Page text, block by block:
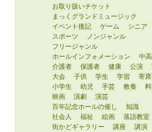
お取り扱いチケット
まっくグランドミュージック
イベント後記
ゲーム
シニア
スポーツ
ノンジャンル
フリージャンル
ホールインフォメーション
中
介護者
保護者 健康 公演
大会
子供 学生 学習
寄席
小学生
幼児 手芸 教養
映画
演劇
演芸
百年記念ホールの催し
知識
社会人
福祉 絵画
落語教室
街かどギャラリー
講座
講演